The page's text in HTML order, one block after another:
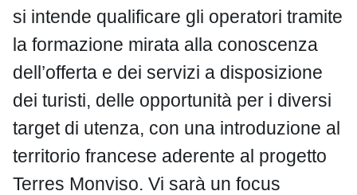
si intende qualificare gli operatori tramite
la formazione mirata alla conoscenza
dell’offerta e dei servizi a disposizione
dei turisti, delle opportunità per i diversi
target di utenza, con una introduzione al
territorio francese aderente al progetto
Terres Monviso. Vi sarà un focus